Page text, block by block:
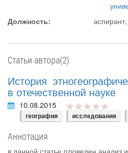
Должность:
Статьи автора(2)
История
в отечественной науке
10.08.2015
география исследования
Аннотация
в данной статье проведен анализ